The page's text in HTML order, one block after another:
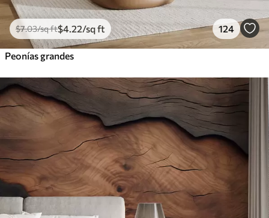
$7.03/sq ft$4 .22/sq ft 124
Peonías grandes